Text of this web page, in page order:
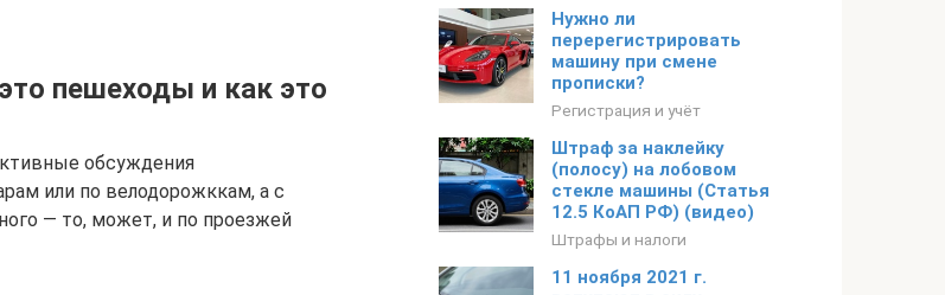
пешеходы и как это
обсуждения
или по велодорожккам, а с
— то, может, и по проезжей
Нужно ли
перерегистрировать
машину при смене
прописки?
Регистрация и учёт
Штраф за наклейку
(полосу) на лобовом
стекле машины (Статья
12.5 КоАП РФ) (видео)
Штрафы и налоги
11 ноября 2021 г.